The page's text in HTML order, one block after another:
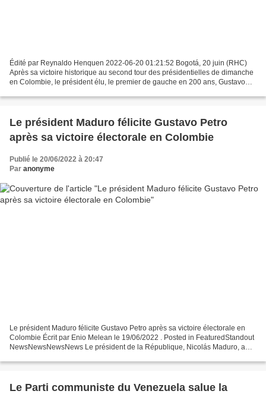
Édité par Reynaldo Henquen 2022-06-20 01:21:52 Bogotá, 20 juin (RHC)
Après sa victoire historique au second tour des présidentielles de dimanche
en Colombie, le président élu, le premier de gauche en 200 ans, Gustavo
Le président Maduro félicite Gustavo Petro
après sa victoire électorale en Colombie
Publié le 20/06/2022 à 20:47
Par anonyme
Le président Maduro félicite Gustavo Petro après sa victoire électorale en
Colombie Écrit par Enio Melean le 19/06/2022 . Posted in FeaturedStandout
NewsNewsNewsNews Le président de la République, Nicolás Maduro, a
Le Parti communiste du Venezuela salue la